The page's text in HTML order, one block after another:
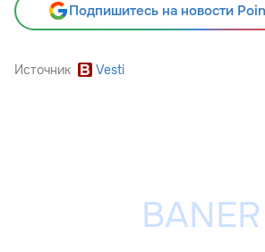
Подпишитесь на новости
Источник Vesti